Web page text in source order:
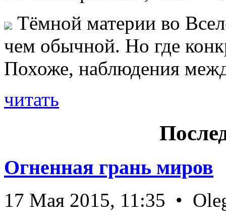
Тёмной материи во
чем обычной. Но где
Похоже, наблюдения
читать
Огненная грань миров
17 Мая 2015, 11:35 •